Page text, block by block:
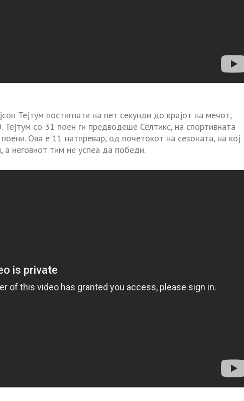
Тејтум постигнати на пет секунди до крајот на мечот,
со 31 поен ги предводеше Селтикс, на спортивната
Ова е 11 натпревар, од почетокот на сезоната, на кој
а неговиот тим не успеа да победи.